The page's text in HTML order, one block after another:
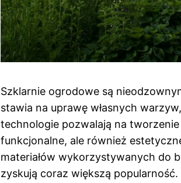
Szklarnie ogrodowe są
stawia na uprawę własnych
technologie pozwalają na
funkcjonalne, ale również
materiałów wykorzystywanych do
zyskują coraz większą